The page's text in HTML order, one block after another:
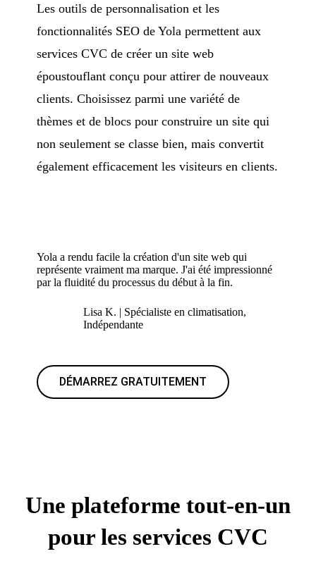
Les outils de personnalisation et les
fonctionnalités SEO de Yola permettent aux
services CVC de créer un site web
époustouflant conçu pour attirer de nouveaux
clients. Choisissez parmi une variété de
thèmes et de blocs pour construire un site qui
non seulement se classe bien, mais convertit
également efficacement les visiteurs en clients.
Yola a rendu facile la création d'un site web qui
représente vraiment ma marque. J'ai été impressionné
par la fluidité du processus du début à la fin.
Lisa K. | Spécialiste en climatisation,
Indépendante
DÉMARREZ GRATUITEMENT
Une plateforme tout-en-un
pour les services CVC